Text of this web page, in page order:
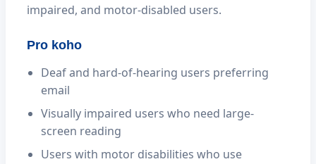
impaired, and motor-disabled users.
Pro koho
Deaf and hard-of-hearing users preferring
email
Visually impaired users who need large-
screen reading
Users with motor disabilities who use